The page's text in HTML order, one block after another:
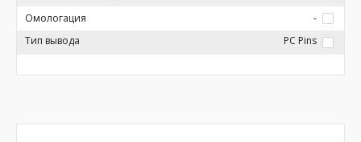
Омологация
-
Тип вывода
PC Pins